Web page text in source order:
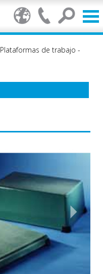
Plataformas de trabajo -